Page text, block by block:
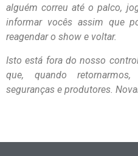
alguém correu até o palco,
informar vocês assim que
reagendar o show e voltar.
Isto está fora do nosso
que, quando
seguranças e produtores.